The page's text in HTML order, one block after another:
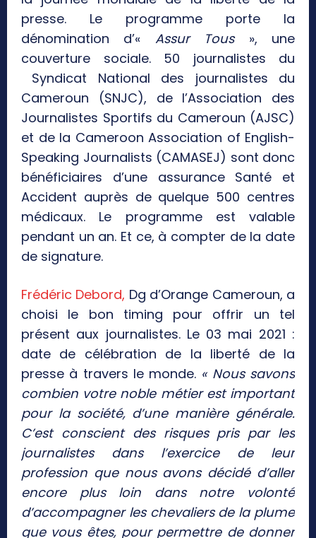
presse. Le programme porte la
dénomination d’« Assur Tous », une
couverture sociale. 50 journalistes du
Syndicat National des journalistes du
Cameroun (SNJC), de l’Association des
Journalistes Sportifs du Cameroun (AJSC)
et de la Cameroon Association of English-
Speaking Journalists (CAMASEJ) sont donc
bénéficiaires d’une assurance Santé et
Accident auprès de quelque 500 centres
médicaux. Le programme est valable
pendant un an. Et ce, à compter de la date
de signature.
Frédéric Debord, Dg d’Orange Cameroun, a
choisi le bon timing pour offrir un tel
présent aux journalistes. Le 03 mai 2021 :
date de célébration de la liberté de la
presse à travers le monde. « Nous savons
combien votre noble métier est important
pour la société, d’une manière générale.
C’est conscient des risques pris par les
journalistes dans l’exercice de leur
profession que nous avons décidé d’aller
encore plus loin dans notre volonté
d’accompagner les chevaliers de la plume
que vous êtes, pour permettre de donner